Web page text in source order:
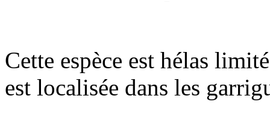
Cette espèce est hélas
est localisée dans les